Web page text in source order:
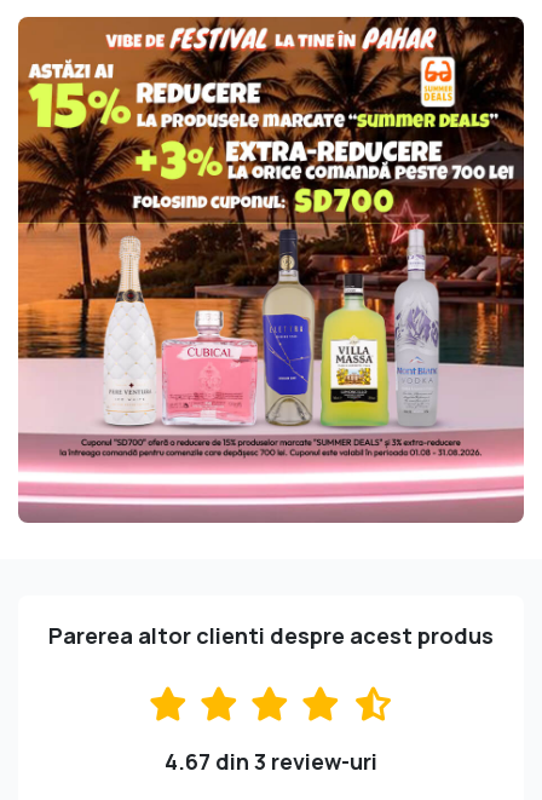
Parerea altor clienti despre acest produs
4.67 din 3 review-uri